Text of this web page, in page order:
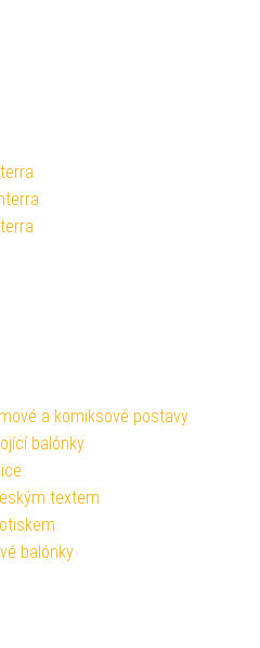
a komiksové postavy
balónky
textem
balónky